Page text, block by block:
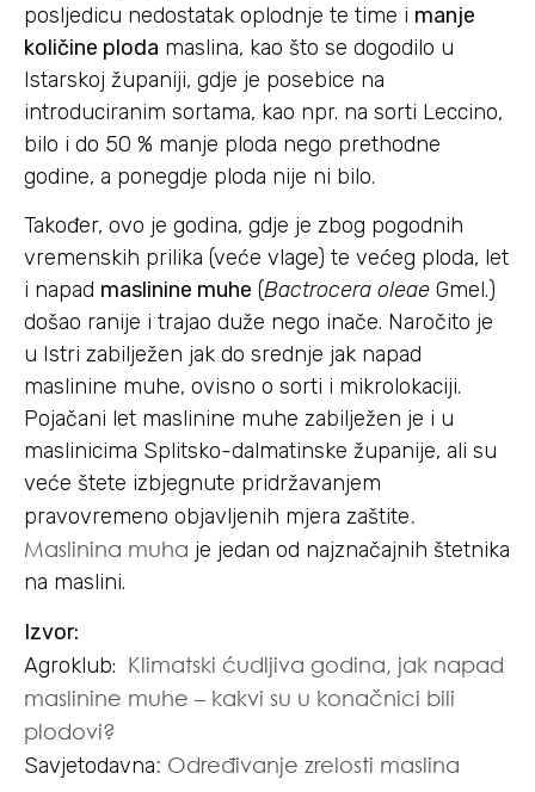
posljedicu nedostatak oplodnje te time i manje
količine ploda maslina, kao što se dogodilo u
Istarskoj županiji, gdje je posebice na
introduciranim sortama, kao npr. na sorti Leccino,
bilo i do 50 % manje ploda nego prethodne
godine, a ponegdje ploda nije ni bilo.
Također, ovo je godina, gdje je zbog pogodnih
vremenskih prilika (veće vlage) te većeg ploda, let
i napad maslinine muhe (Bactrocera oleae Gmel.)
došao ranije i trajao duže nego inače. Naročito je
u Istri zabilježen jak do srednje jak napad
maslinine muhe, ovisno o sorti i mikrolokaciji.
Pojačani let maslinine muhe zabilježen je i u
maslinicima Splitsko-dalmatinske županije, ali su
veće štete izbjegnute pridržavanjem
pravovremeno objavljenih mjera zaštite.
Maslinina muha je jedan od najznačajnih štetnika
na maslini.
Izvor:
Agroklub: Klimatski ćudljiva godina, jak napad
maslinine muhe – kakvi su u konačnici bili
plodovi?
Savjetodavna: Određivanje zrelosti maslina